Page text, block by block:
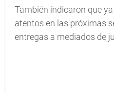
También indicaron que
atentos en las próximas
entregas a mediados de